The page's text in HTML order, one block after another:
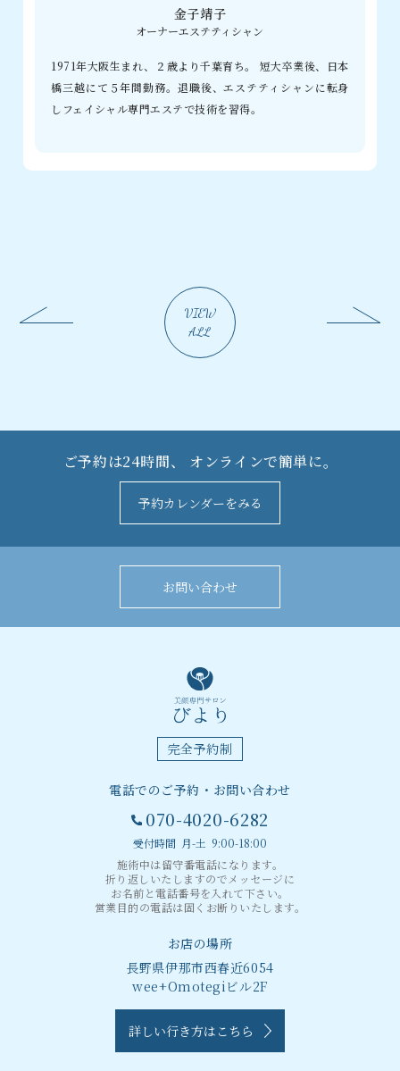
金子靖子
オーナーエステティシャン
1971年大阪生まれ、２歳より千葉育ち。 短大卒業後、日本
橋三越にて５年間勤務。退職後、エステティシャンに転身
しフェイシャル専門エステで技術を習得。
VIEW
ALL
ご予約は24時間、 オンラインで簡単に。
予約カレンダーをみる
お問い合わせ
完全予約制
電話でのご予約・お問い合わせ
070-4020-6282
受付時間 月-土 9:00-18:00
施術中は留守番電話になります。
折り返しいたしますのでメッセージに
お名前と電話番号を入れて下さい。
営業目的の電話は固くお断りいたします。
お店の場所
長野県伊那市西春近6054
wee+Omotegiビル2F
詳しい行き方はこちら